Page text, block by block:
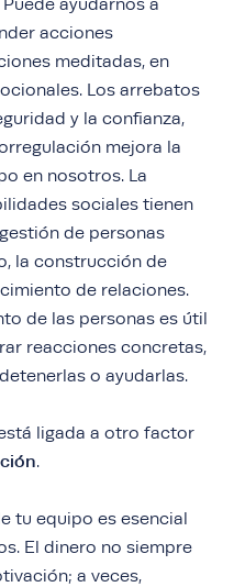
ayudarnos a
acciones
meditadas, en
Los arrebatos
y la confianza,
mejora la
en nosotros. La
sociales tienen
de personas
la construcción de
de relaciones.
de las personas es útil
reacciones concretas,
o ayudarlas.
ligada a otro factor
.
tu equipo es esencial
El dinero no siempre
a veces,